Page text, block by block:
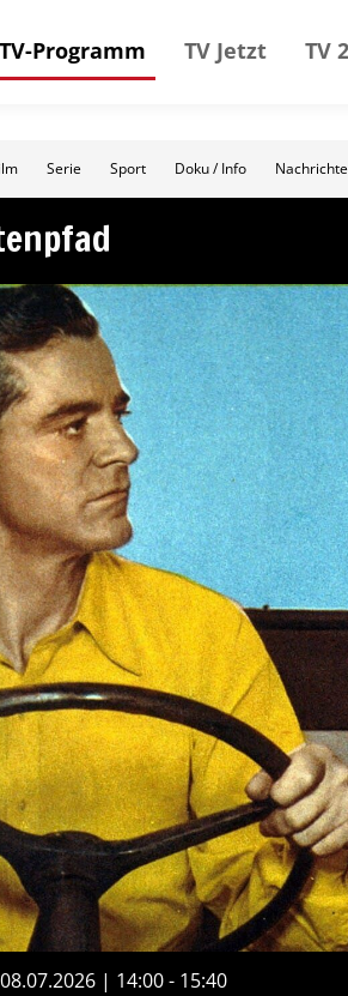
TV-Programm TV Jetzt TV
Serie Sport Doku / Info
| 14:00 - 15:40